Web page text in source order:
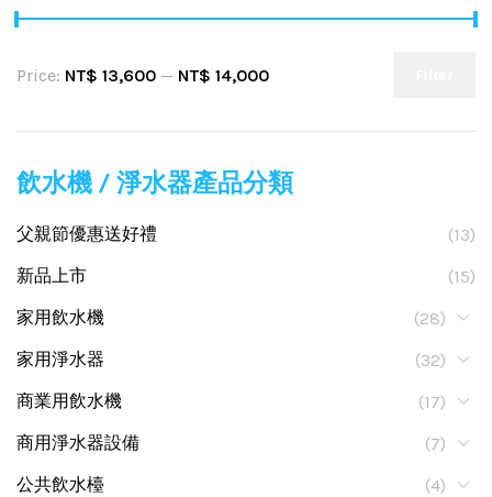
Price: NT$ 13,600 — NT$ 14,000
飲水機 / 淨水器產品分類
父親節優惠送好禮
(13)
新品上市
(15)
家用飲水機
(28)
家用淨水器
(32)
商業用飲水機
(17)
商用淨水器設備
(7)
公共飲水檯
(4)